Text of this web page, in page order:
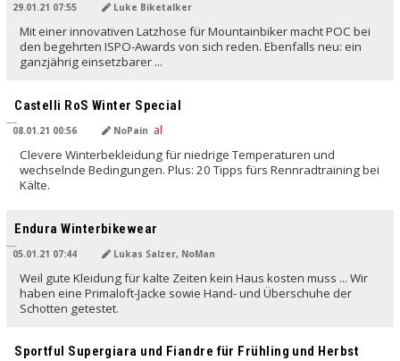
29.01.21 07:55 Luke Biketalker
Mit einer innovativen Latzhose für Mountainbiker macht POC bei
den begehrten ISPO-Awards von sich reden. Ebenfalls neu: ein
ganzjährig einsetzbarer ...
Castelli RoS Winter Special
08.01.21 00:56 NoPain
Clevere Winterbekleidung für niedrige Temperaturen und
wechselnde Bedingungen. Plus: 20 Tipps fürs Rennradtraining bei
Kälte.
Endura Winterbikewear
05.01.21 07:44 Lukas Salzer, NoMan
Weil gute Kleidung für kalte Zeiten kein Haus kosten muss ... Wir
haben eine Primaloft-Jacke sowie Hand- und Überschuhe der
Schotten getestet.
Sportful Supergiara und Fiandre für Frühling und Herbst